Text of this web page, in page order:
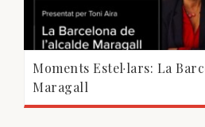
Moments Estel·lars: La
Maragall